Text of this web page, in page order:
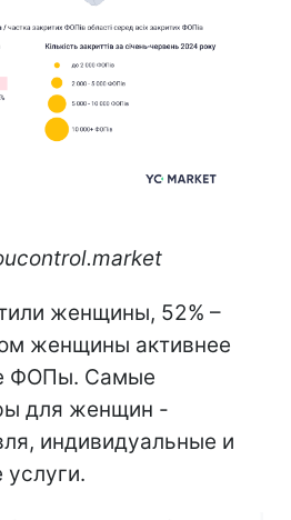
женщины, 52% –
женщины активнее
ФОПы. Самые
для женщин -
индивидуальные и